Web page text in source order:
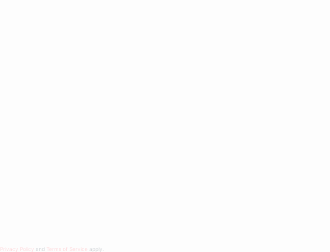
Privacy Policy and Terms of Service apply.